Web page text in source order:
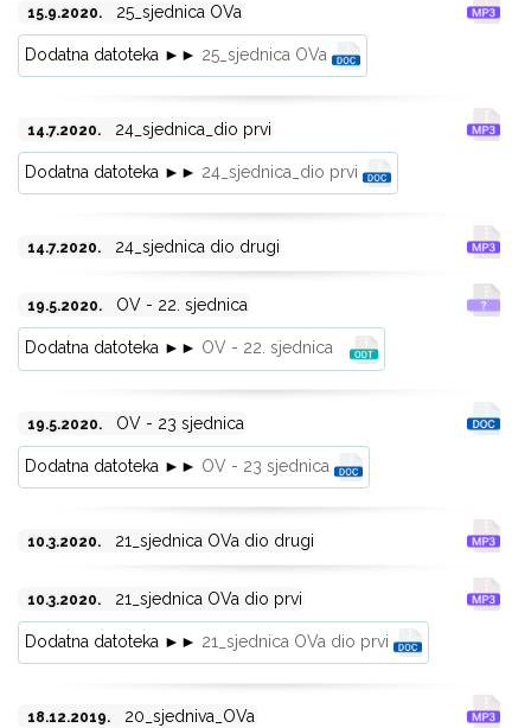
15.9.2020. 25_sjednica OVa
Dodatna datoteka ►► 25_sjednica OVa
14.7.2020. 24_sjednica_dio prvi
Dodatna datoteka ►► 24_sjednica_dio prvi
14.7.2020. 24_sjednica dio drugi
19.5.2020. OV - 22. sjednica
Dodatna datoteka ►► OV - 22. sjednica
19.5.2020. OV - 23 sjednica
Dodatna datoteka ►► OV - 23 sjednica
10.3.2020. 21_sjednica OVa dio drugi
10.3.2020. 21_sjednica OVa dio prvi
Dodatna datoteka ►► 21_sjednica OVa dio prvi
18.12.2019. 20_sjedniva_OVa